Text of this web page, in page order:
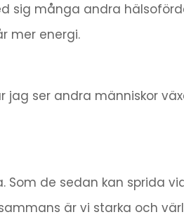
många andra
mer energi.
ser andra människor
Som de sedan kan sprida
är vi starka och